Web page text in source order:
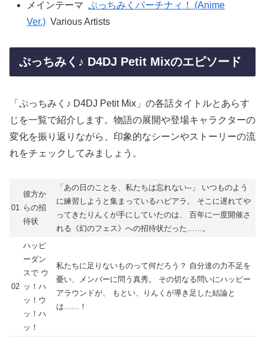
メインテーマ ぷっちみくパーチナィ！ (Anime
Ver.) Various Artists
ぷっちみく♪ D4DJ Petit Mixのエピソード
「ぷっちみく♪ D4DJ Petit Mix」の各話タイトルとあらす
じを一覧で紹介します。物語の展開や登場キャラクターの
変化を振り返りながら、印象的なシーンやストーリーの流
れをチェックしてみましょう。
01
彼方か
らの招
待状
「あの日のことを、私たちは忘れない--」 いつものよう
に練習しようと集まっているハピアラ。 そこに遅れてや
ってきたりんくが手にしていたのは、 百年に一度開催さ
れる《幻のフェス》への招待状だった……。
02
ハッピ
ーダン
スで ウ
ッ！ハ
ッ！ウ
ッ！ハ
ッ！
私たちに足りないものって何だろう？ 自分達の力不足を
憂い、メンバーに問う真秀。 その切なる問いにハッピー
アラウンドが、 もとい、りんくが導き足した結論と
は……！